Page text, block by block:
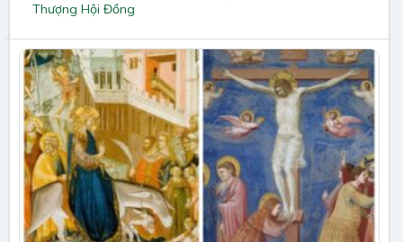
Thượng Hội Đồng